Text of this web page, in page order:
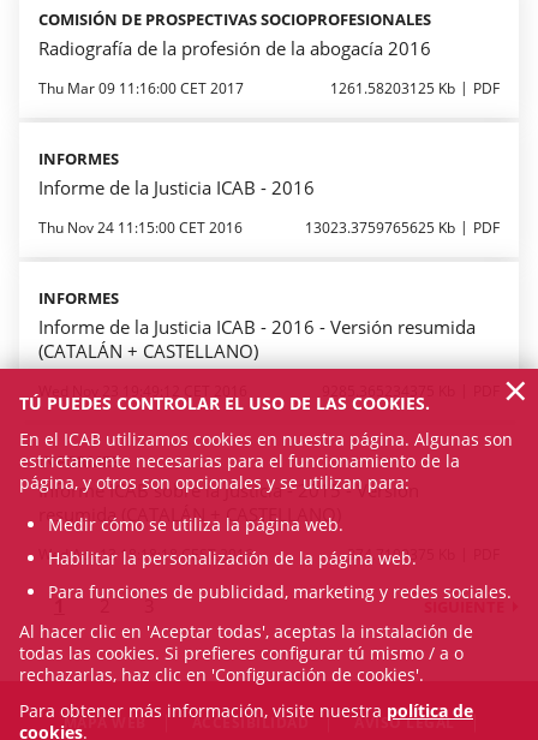
COMISIÓN DE PROSPECTIVAS SOCIOPROFESIONALES
Radiografía de la profesión de la abogacía 2016
Thu Mar 09 11:16:00 CET 2017 1261.58203125 Kb PDF
INFORMES
Informe de la Justicia ICAB - 2016
Thu Nov 24 11:15:00 CET 2016 13023.3759765625 Kb PDF
INFORMES
Informe de la Justicia ICAB - 2016 - Versión resumida
(CATALÁN + CASTELLANO)
INFORMES
Informe ICAB sobre la Justicia - 2015 - Versión
resumida (CATALÁN + CASTELLANO)
Wed Apr 13 18:18:18 CEST 2016 374.7109375 Kb
1 2 3
MAPA WEB ACCESIBILIDAD AVISO LEGAL
TÚ PUEDES CONTROLAR EL USO DE LAS COOKIES.
En el ICAB utilizamos cookies en nuestra página. Algunas son
estrictamente necesarias para el funcionamiento de la
página, y otros son opcionales y se utilizan para:
Medir cómo se utiliza la página web.
Habilitar la personalización de la página web.
Para funciones de publicidad, marketing y redes sociales.
Al hacer clic en 'Aceptar todas', aceptas la instalación de
todas las cookies. Si prefieres configurar tú mismo / a o
rechazarlas, haz clic en 'Configuración de cookies'.
Para obtener más información, visite nuestra política de
cookies.
×